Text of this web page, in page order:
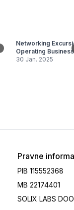
Networking
Operating
HubCollab
30 Jan. 2025
Pravne
PIB 115552368
MB 22174401
SOLIX LABS